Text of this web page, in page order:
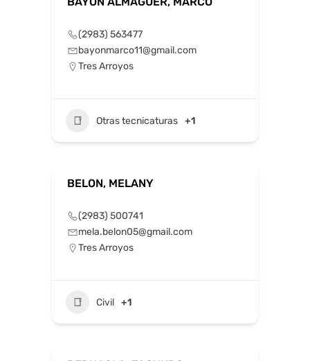
(2983) 563477
bayonmarco11@gmail.com
Tres Arroyos
Otras tecnicaturas +1
BELON, MELANY
(2983) 500741
mela.belon05@gmail.com
Tres Arroyos
Civil +1